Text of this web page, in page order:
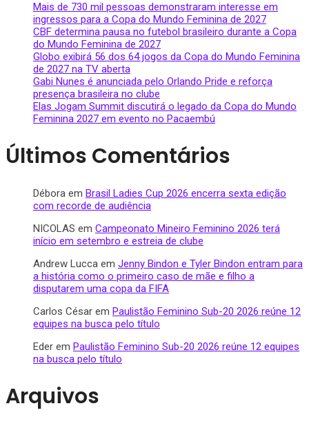
Mais de 730 mil pessoas demonstraram interesse em
ingressos para a Copa do Mundo Feminina de 2027
CBF determina pausa no futebol brasileiro durante a Copa
do Mundo Feminina de 2027
Globo exibirá 56 dos 64 jogos da Copa do Mundo Feminina
de 2027 na TV aberta
Gabi Nunes é anunciada pelo Orlando Pride e reforça
presença brasileira no clube
Elas Jogam Summit discutirá o legado da Copa do Mundo
Feminina 2027 em evento no Pacaembú
Últimos Comentários
Débora em Brasil Ladies Cup 2026 encerra sexta edição
com recorde de audiência
NICOLAS em Campeonato Mineiro Feminino 2026 terá
início em setembro e estreia de clube
Andrew Lucca em Jenny Bindon e Tyler Bindon entram para
a história como o primeiro caso de mãe e filho a
disputarem uma copa da FIFA
Carlos César em Paulistão Feminino Sub-20 2026 reúne 12
equipes na busca pelo título
Eder em Paulistão Feminino Sub-20 2026 reúne 12 equipes
na busca pelo título
Arquivos